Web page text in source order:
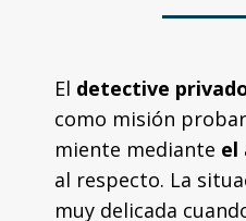
El detective
como misión
miente mediante el
al respecto. La
muy delicada